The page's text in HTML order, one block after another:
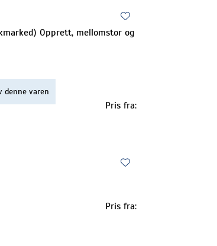
Opprett, mellomstor og
denne varen
Pris fra:
Pris fra: